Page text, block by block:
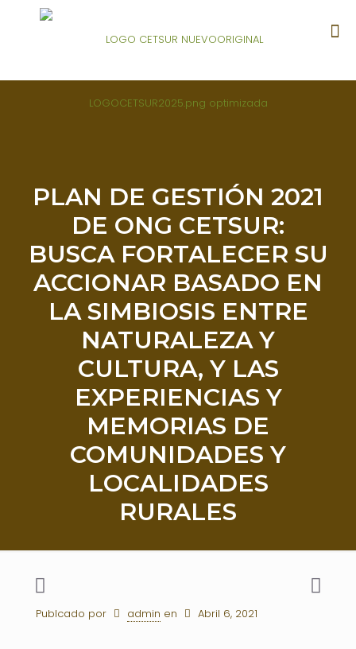
PLAN DE GESTIÓN 2021
DE ONG CETSUR:
BUSCA FORTALECER SU
ACCIONAR BASADO EN
LA SIMBIOSIS ENTRE
NATURALEZA Y
CULTURA, Y LAS
EXPERIENCIAS Y
MEMORIAS DE
COMUNIDADES Y
LOCALIDADES
RURALES
Publcado por admin en Abril 6, 2021